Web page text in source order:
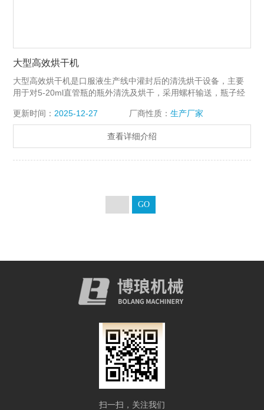
大型高效烘干机
大型高效烘干机是口服液生产线中灌封后的清洗烘干设备，主要
用于对5-20ml直管瓶的瓶外清洗及烘干，采用螺杆输送，瓶子经
道，适温烘干。
更新时间： 2025-12-27 厂商性质： 生产厂家
查看详细介绍
扫一扫，关注我们